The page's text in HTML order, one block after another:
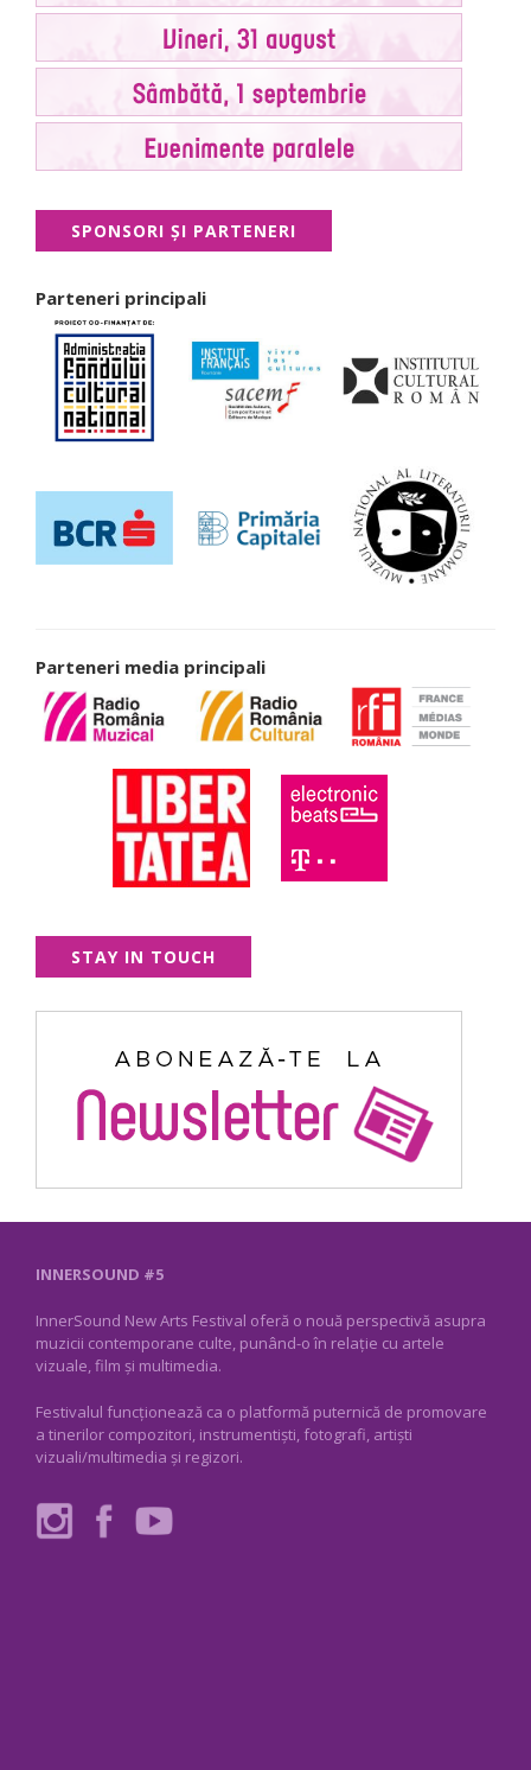
SPONSORI ŞI PARTENERI
Parteneri principali
Parteneri media principali
STAY IN TOUCH
INNERSOUND #5
InnerSound New Arts Festival oferă o nouă perspectivă asupra
muzicii contemporane culte, punând-o în relație cu artele
vizuale, film și multimedia.
Festivalul funcționează ca o platformă puternică de promovare
a tinerilor compozitori, instrumentiști, fotografi, artiști
vizuali/multimedia și regizori.